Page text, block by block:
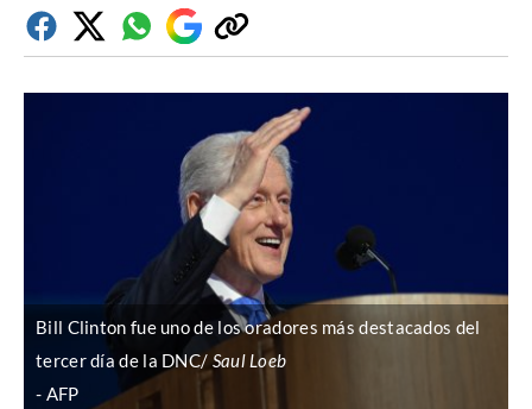
FacebookTwitterWhatsapp
Google
Discover
Copiar
enlace
Bill Clinton fue uno de los oradores más destacados del
tercer día de la DNC/ Saul Loeb
AFP